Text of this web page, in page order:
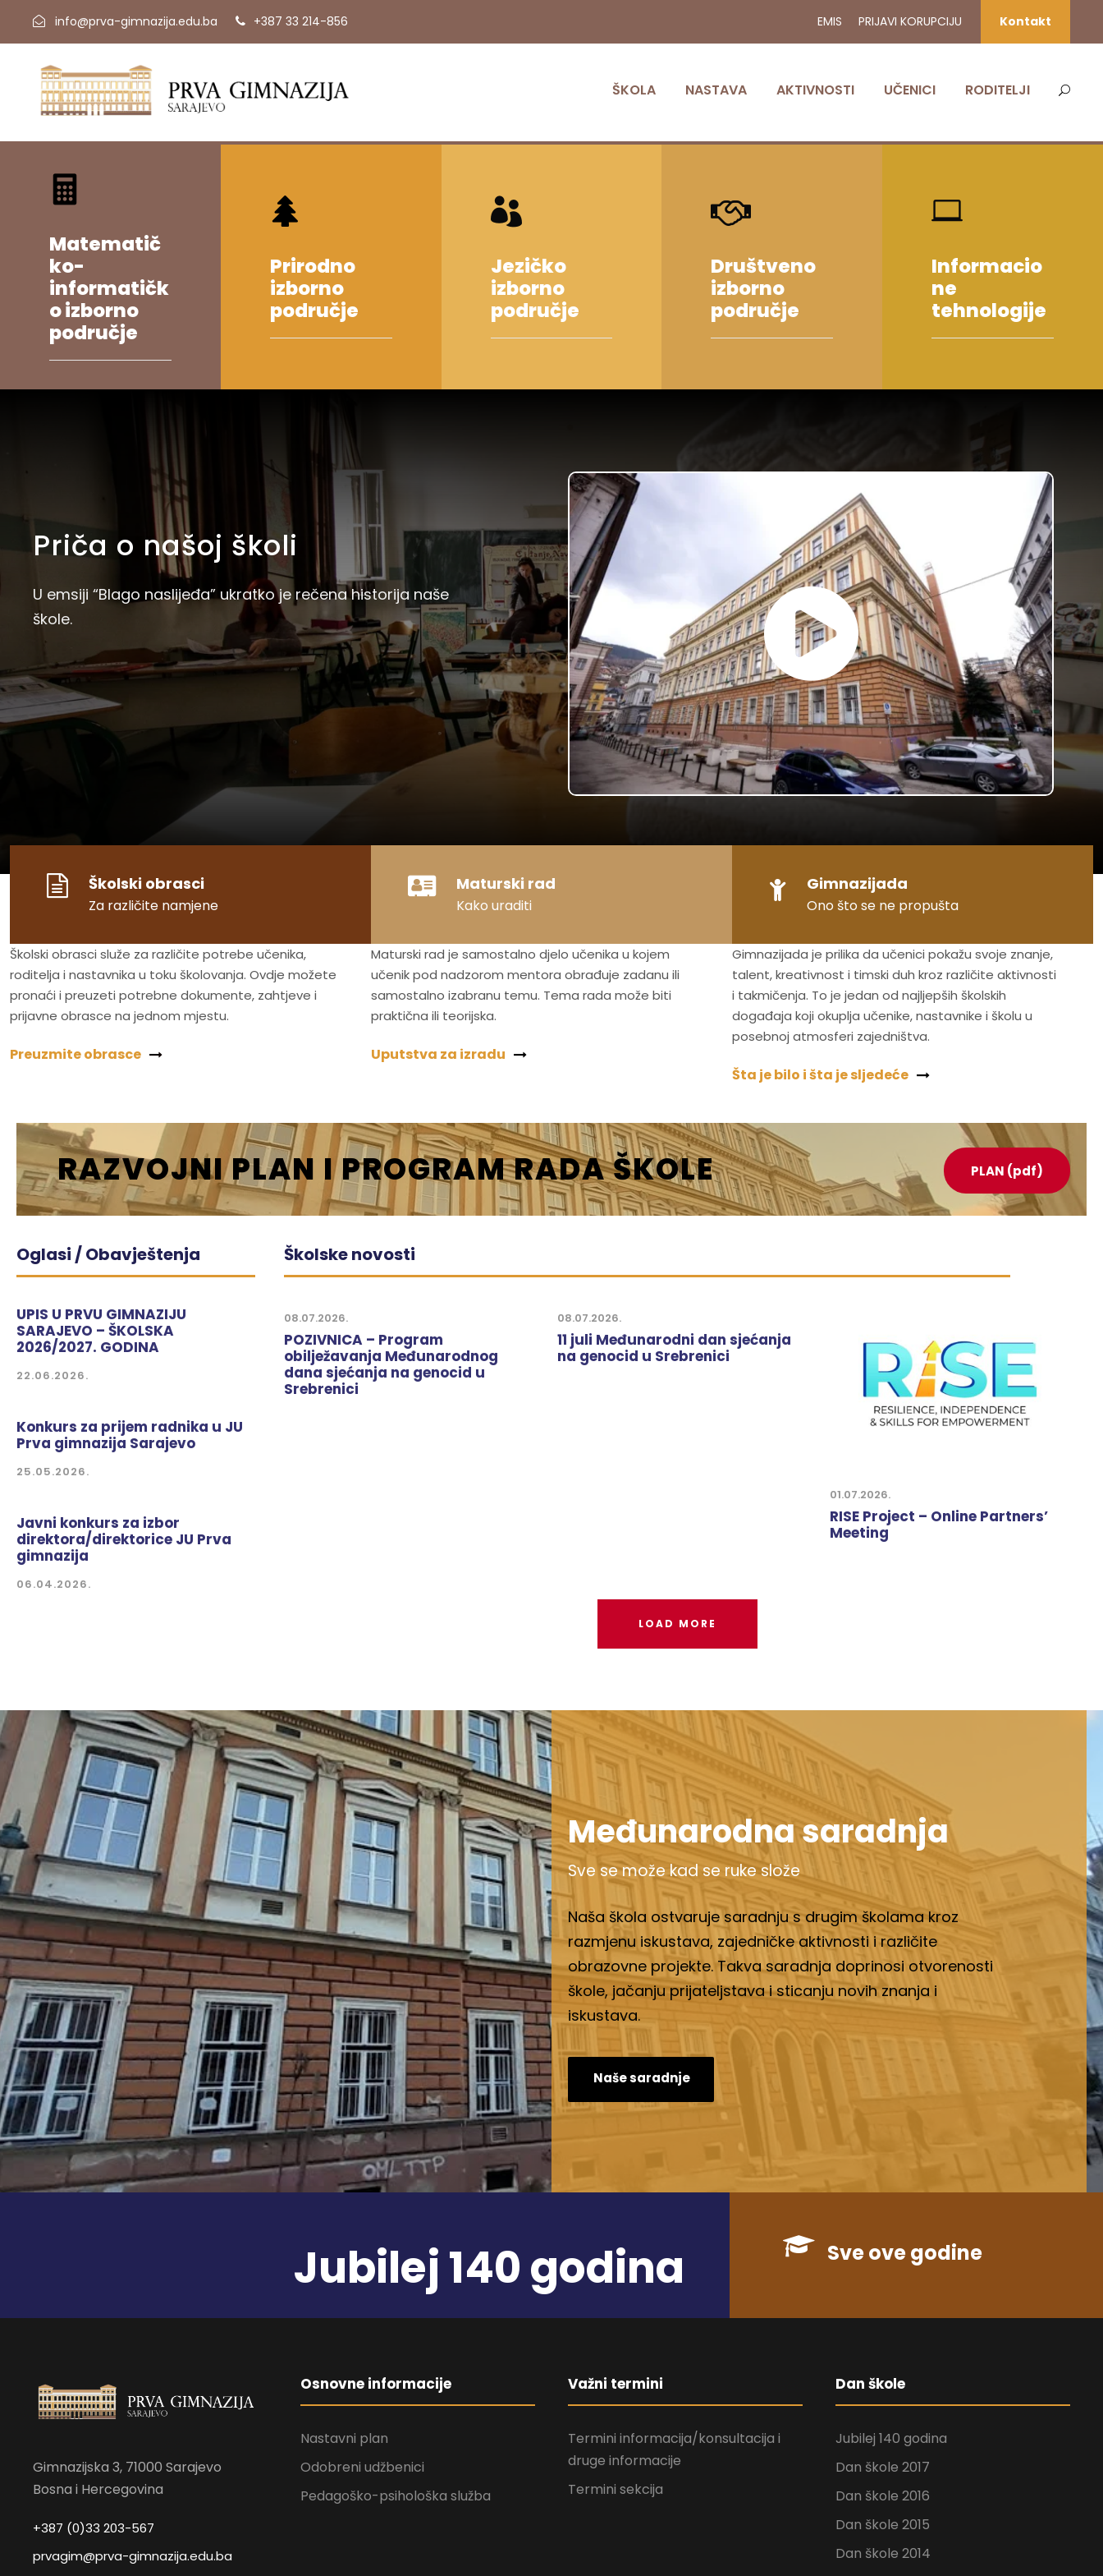
info@prva-gimnazija.edu.ba +387 33 214-856 EMIS PRIJAVI KORUPCIJU Kontakt
ŠKOLA NASTAVA AKTIVNOSTI UČENICI RODITELJI
Matematič
ko-
informatičk
o izborno
područje
Prirodno
izborno
područje
Jezičko
izborno
područje
Društveno
izborno
područje
Informacio
ne
tehnologije
Priča o našoj školi
U emsiji “Blago naslijeđa” ukratko je rečena historija naše
škole.
Školski obrasci
Za različite namjene
Školski obrasci služe za različite potrebe učenika,
roditelja i nastavnika u toku školovanja. Ovdje možete
pronaći i preuzeti potrebne dokumente, zahtjeve i
prijavne obrasce na jednom mjestu.
Preuzmite obrasce
Maturski rad
Kako uraditi
Maturski rad je samostalno djelo učenika u kojem
učenik pod nadzorom mentora obrađuje zadanu ili
samostalno izabranu temu. Tema rada može biti
praktična ili teorijska.
Uputstva za izradu
Gimnazijada
Ono što se ne propušta
Gimnazijada je prilika da učenici pokažu svoje znanje,
talent, kreativnost i timski duh kroz različite aktivnosti
i takmičenja. To je jedan od najljepših školskih
događaja koji okuplja učenike, nastavnike i školu u
posebnoj atmosferi zajedništva.
Šta je bilo i šta je sljedeće
RAZVOJNI PLAN I PROGRAM RADA ŠKOLE PLAN (pdf)
Oglasi / Obavještenja
UPIS U PRVU GIMNAZIJU
SARAJEVO – ŠKOLSKA
2026/2027. GODINA
22.06.2026.
Konkurs za prijem radnika u JU
Prva gimnazija Sarajevo
25.05.2026.
Javni konkurs za izbor
direktora/direktorice JU Prva
gimnazija
06.04.2026.
Školske novosti
08.07.2026.
POZIVNICA – Program
obilježavanja Međunarodnog
dana sjećanja na genocid u
Srebrenici
08.07.2026.
11 juli Međunarodni dan sjećanja
na genocid u Srebrenici
01.07.2026.
RISE Project – Online Partners’
Meeting
LOAD MORE
Međunarodna saradnja
Sve se može kad se ruke slože
Naša škola ostvaruje saradnju s drugim školama kroz
razmjenu iskustava, zajedničke aktivnosti i različite
obrazovne projekte. Takva saradnja doprinosi otvorenosti
škole, jačanju prijateljstava i sticanju novih znanja i
iskustava.
Naše saradnje
Jubilej 140 godina Sve ove godine
Gimnazijska 3, 71000 Sarajevo
Bosna i Hercegovina
+387 (0)33 203-567
prvagim@prva-gimnazija.edu.ba
Osnovne informacije
Nastavni plan
Odobreni udžbenici
Pedagoško-psihološka služba
Važni termini
Termini informacija/konsultacija i
druge informacije
Termini sekcija
Dan škole
Jubilej 140 godina
Dan škole 2017
Dan škole 2016
Dan škole 2015
Dan škole 2014